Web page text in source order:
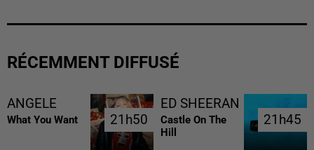
RÉCEMMENT DIFFUSÉ
ANGELE
What You Want 21h50
21h50
ED SHEERAN
Castle On The
Hill
21h45
21h45